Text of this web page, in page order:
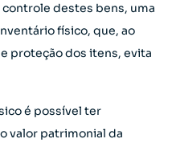
destes bens, uma
físico, que, ao
proteção dos itens, evita
é possível ter
valor patrimonial da